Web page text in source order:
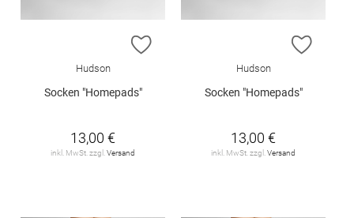
ZUR WUNSCHLISTE HINZUFÜGEN
Hudson
Socken "Homepads"
13,00 €
inkl. MwSt. zzgl. Versand
ZUR
Hudson
Socken "Homepads"
13,00 €
inkl. MwSt. zzgl. Versand